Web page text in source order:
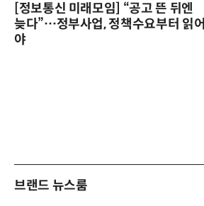
[정보통신 미래모임] “공고 뜬 뒤엔
늦다”…정부사업, 정책수요부터 읽어
야
브랜드 뉴스룸